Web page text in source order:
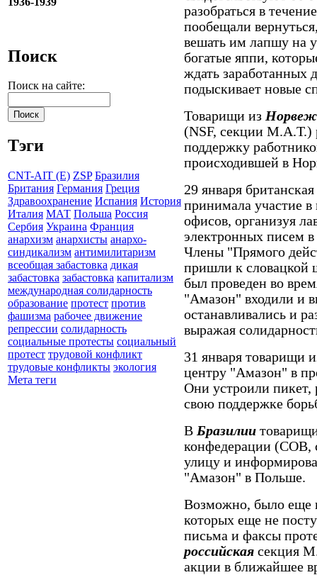
Поиск
Поиск на сайте:
Тэги
CNT-AIT (E) ZSP Бразилия
Британия Германия Греция
Здравоохранение Испания История
Италия МАТ Польша Россия
Сербия Украина Франция
анархизм анархисты анархо-
синдикализм антимилитаризм
всеобщая забастовка дикая
забастовка забастовка капитализм
международная солидарность
образование протест против
фашизма рабочее движение
репрессии солидарность
социальные протесты социальный
протест трудовой конфликт
трудовые конфликты экология
Мета теги
разобраться в
пообещали
вешать им лапшу на
богатые яппи,
ждать заработанных
подыскивает новые
Товарищи из
(NSF, секции М.А.Т.)
поддержку
происходившей в
29 января
принимала участие
офисов, организуя
электронных писем
Члены "Прямого
пришли к словацкой
был проведен во
"Амазон" входили и
останавливались и
выражая
31 января товарищи
центру "Амазон" в
Они устроили пикет,
свою поддержке
В Бразилии
конфедерации
улицу и
"Амазон" в Польше.
Возможно, было еще
которых еще не
письма и факсы
российская секция
акции в ближайшее